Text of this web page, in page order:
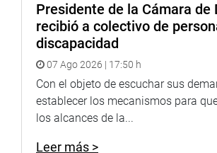
Parlamento y reafirmó el compromiso
internacional de contribuir con el
democracia peruana.
Indicó que en los próximos días se
observadores internacionales
países de América Latina, el Caribe,
quienes acompañarán el desarrollo de la
electoral.
Presidente de la Cámara de
recibió a colectivo de
discapacidad
07 Ago 2026 | 17:50 h
Con el objeto de escuchar sus
establecer los mecanismos para
los alcances de la...
Leer más >